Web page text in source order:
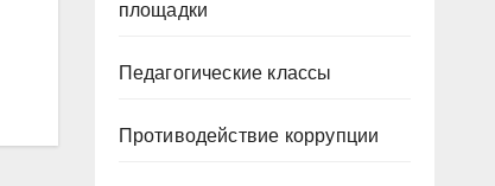
площадки
Педагогические классы
Противодействие коррупции